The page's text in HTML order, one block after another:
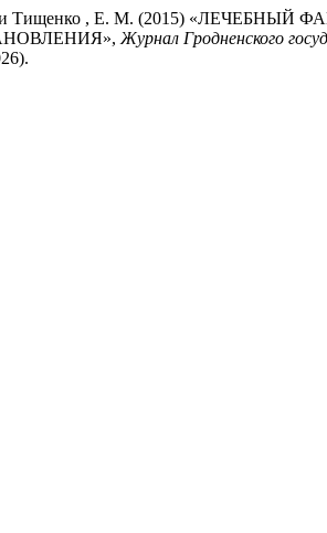
Л. и Тищенко , Е. М. (2015)
Журнал Гродненского